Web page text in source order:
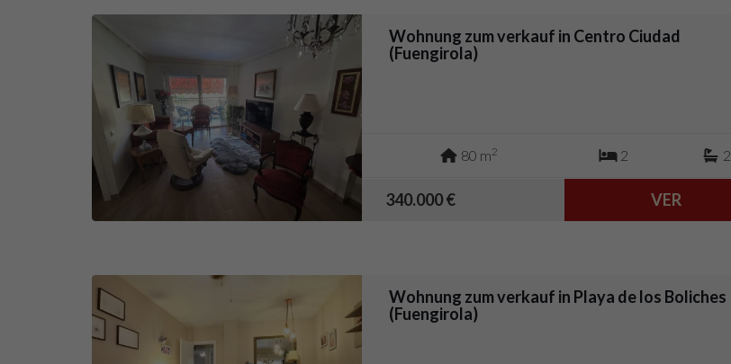
Wohnung zum verkauf in Centro Ciudad
(Fuengirola)
80 m2 2 2
340.000 € VER
Wohnung zum verkauf in Playa de los Boliches
(Fuengirola)